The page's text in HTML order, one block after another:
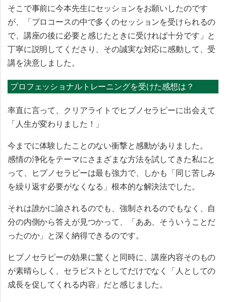
そこで事前に今本先生にセッションをお願いしたのです
が、「プロコースの中で多くのセッションを受けられるの
で、講座の後に必要と感じたときに受ければ十分です」と
丁寧に説明してくださり、その誠実な対応に感動して、受
講を決意しました。
プロフェッショナルトレーニングを受けた感想は？
率直に言って、クリアライトでヒプノセラピーに出会えて
「人生が変わりました！」
今までに体験したことのない衝撃と感動がありました。
感情の浄化をテーマにさまざまな方法を試してきた私にと
って、ヒプノセラピーは最も強力で、しかも「同じ苦しみ
を繰り返す必要がなくなる」根本的な解決法でした。
それは誰かに諭されるのでも、強制されるのでもなく、自
分の内側から答えが見つかって、「ああ、そういうことだ
ったのか」と深く納得できるのです。
ヒプノセラピーの効果に驚くと同時に、講座内容そのもの
が素晴らしく、セラピストとしてだけでなく「人としての
成長を促してくれる内容」だと感じました。